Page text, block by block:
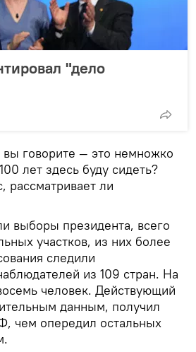
"дело
говорите — это немножко
лет здесь буду сидеть?
рассматривает ли
выборы президента, всего
участков, из них более
следили
из 109 стран. На
человек. Действующий
данным, получил
чем опередил остальных